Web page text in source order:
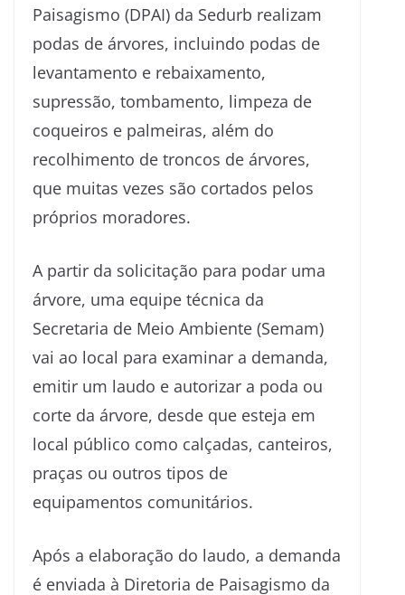
Paisagismo (DPAI) da Sedurb realizam
podas de árvores, incluindo podas de
levantamento e rebaixamento,
supressão, tombamento, limpeza de
coqueiros e palmeiras, além do
recolhimento de troncos de árvores,
que muitas vezes são cortados pelos
próprios moradores.
A partir da solicitação para podar uma
árvore, uma equipe técnica da
Secretaria de Meio Ambiente (Semam)
vai ao local para examinar a demanda,
emitir um laudo e autorizar a poda ou
corte da árvore, desde que esteja em
local público como calçadas, canteiros,
praças ou outros tipos de
equipamentos comunitários.
Após a elaboração do laudo, a demanda
é enviada à Diretoria de Paisagismo da